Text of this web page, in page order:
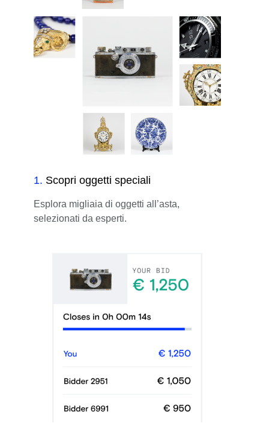
1. Scopri oggetti speciali
Esplora migliaia di oggetti all’asta,
selezionati da esperti.